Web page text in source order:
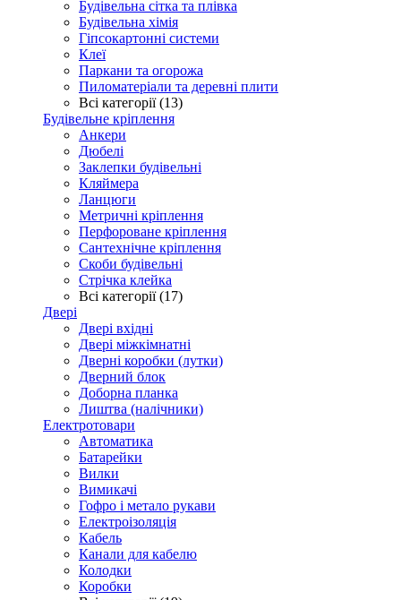
Будівельна сітка та плівка
Будівельна хімія
Гіпсокартонні системи
Клеї
Паркани та огорожа
Пиломатеріали та деревні плити
Всі категорії (13)
Будівельне кріплення
Анкери
Дюбелі
Заклепки будівельні
Кляймера
Ланцюги
Метричні кріплення
Перфороване кріплення
Сантехнічне кріплення
Скоби будівельні
Стрічка клейка
Всі категорії (17)
Двері
Двері вхідні
Двері міжкімнатні
Дверні коробки (лутки)
Дверний блок
Доборна планка
Лиштва (налічники)
Електротовари
Автоматика
Батарейки
Вилки
Вимикачі
Гофро і метало рукави
Електроізоляція
Кабель
Канали для кабелю
Колодки
Коробки